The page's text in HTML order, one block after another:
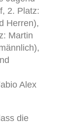
2. Platz:
Herren),
Martin
Alex
die